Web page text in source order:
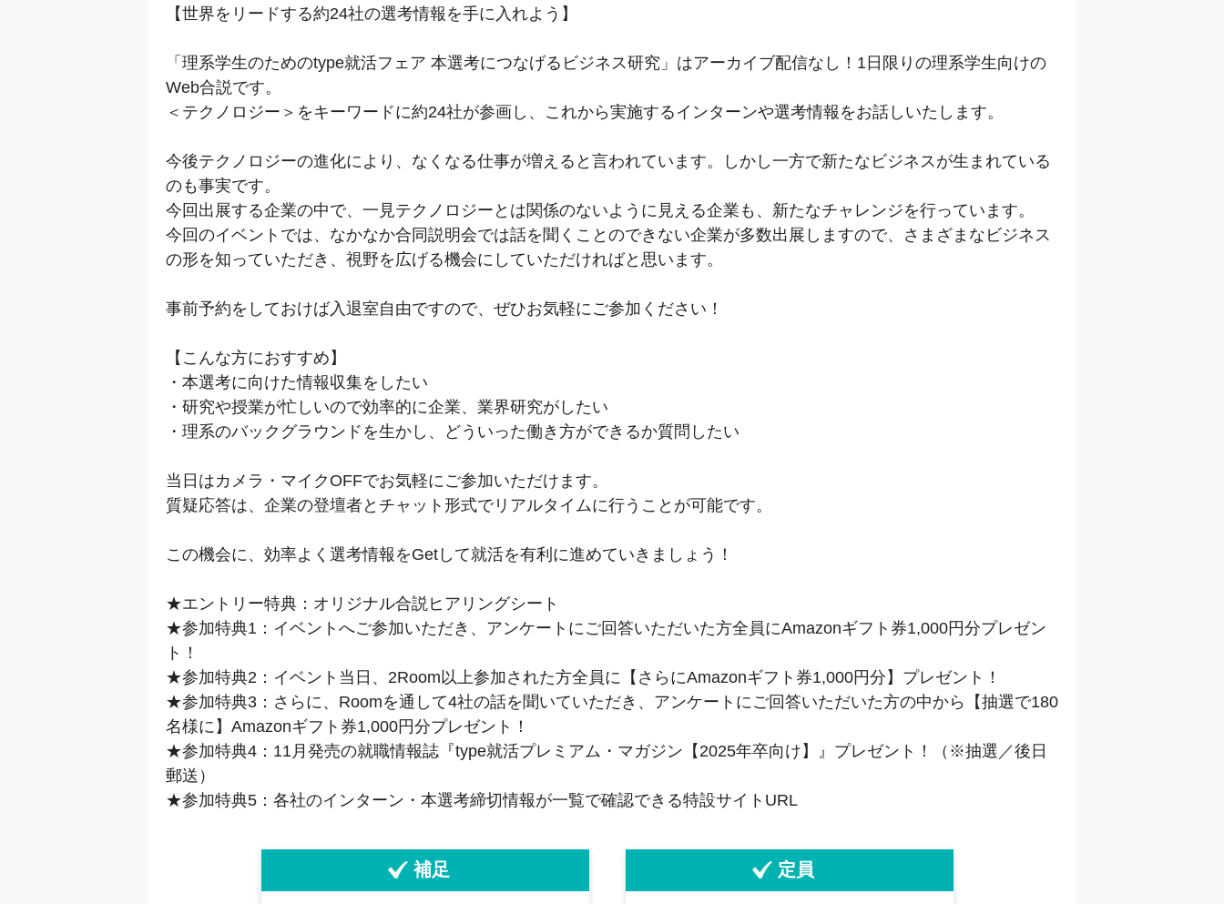
【世界をリードする約24社の選考情報を手に入れよう】
「理系学生のためのtype就活フェア 本選考につなげるビジネス研究」はアーカイブ配信なし！1日限りの理系学生向けの
Web合説です。
＜テクノロジー＞をキーワードに約24社が参画し、これから実施するインターンや選考情報をお話しいたします。
今後テクノロジーの進化により、なくなる仕事が増えると言われています。しかし一方で新たなビジネスが生まれている
のも事実です。
今回出展する企業の中で、一見テクノロジーとは関係のないように見える企業も、新たなチャレンジを行っています。
今回のイベントでは、なかなか合同説明会では話を聞くことのできない企業が多数出展しますので、さまざまなビジネス
の形を知っていただき、視野を広げる機会にしていただければと思います。
事前予約をしておけば入退室自由ですので、ぜひお気軽にご参加ください！
【こんな方におすすめ】
・本選考に向けた情報収集をしたい
・研究や授業が忙しいので効率的に企業、業界研究がしたい
・理系のバックグラウンドを生かし、どういった働き方ができるか質問したい
当日はカメラ・マイクOFFでお気軽にご参加いただけます。
質疑応答は、企業の登壇者とチャット形式でリアルタイムに行うことが可能です。
この機会に、効率よく選考情報をGetして就活を有利に進めていきましょう！
★エントリー特典：オリジナル合説ヒアリングシート
★参加特典1：イベントへご参加いただき、アンケートにご回答いただいた方全員にAmazonギフト券1,000円分プレゼン
ト！
★参加特典2：イベント当日、2Room以上参加された方全員に【さらにAmazonギフト券1,000円分】プレゼント！
★参加特典3：さらに、Roomを通して4社の話を聞いていただき、アンケートにご回答いただいた方の中から【抽選で180
名様に】Amazonギフト券1,000円分プレゼント！
★参加特典4：11月発売の就職情報誌『type就活プレミアム・マガジン【2025年卒向け】』プレゼント！（※抽選／後日
郵送）
★参加特典5：各社のインターン・本選考締切情報が一覧で確認できる特設サイトURL
補足 定員